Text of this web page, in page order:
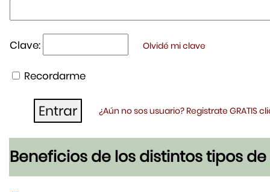
Clave: Olvidé mi clave
Recordarme
¿Aún no sos usuario? Registrate GRATIS
Beneficios de los distintos tipos de